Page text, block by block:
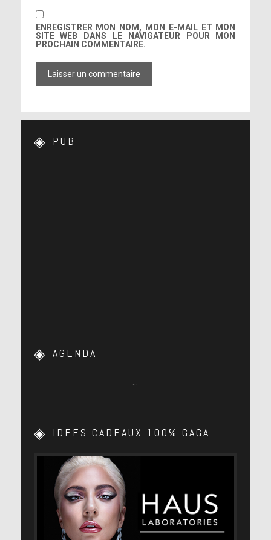
ENREGISTRER MON NOM, MON E-MAIL ET MON
SITE WEB DANS LE NAVIGATEUR POUR MON
PROCHAIN COMMENTAIRE.
PUB
AGENDA
IDEES CADEAUX 100% GAGA